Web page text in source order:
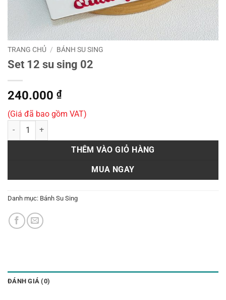
TRANG CHỦ / BÁNH SU SING
Set 12 su sing 02
240.000 ₫
(Giá đã bao gồm VAT)
Set 12 su sing 02 số lượng
THÊM VÀO GIỎ HÀNG
MUA NGAY
Danh mục: Bánh Su Sing
ĐÁNH GIÁ (0)